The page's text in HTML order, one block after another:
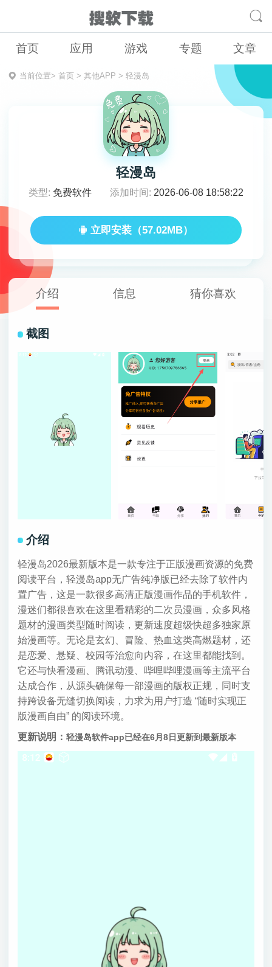
首页 应用 游戏 专题 文章
当前位置> 首页> 其他APP > 轻漫岛
轻漫岛
类型: 免费软件 添加时间: 2026-06-08 18:58:22
立即安装（57.02MB）
介绍 信息 猜你喜欢
截图
介绍
轻漫岛2026最新版本是一款专注于正版漫画资源的免费
阅读平台，轻漫岛app无广告纯净版已经去除了软件内
置广告，这是一款很多高清正版漫画作品的手机软件，
漫迷们都很喜欢在这里看精彩的二次员漫画，众多风格
题材的漫画类型随时阅读，更新速度超级快超多独家原
始漫画等。无论是玄幻、冒险、热血这类高燃题材，还
是恋爱、悬疑、校园等治愈向内容，在这里都能找到。
它还与快看漫画、腾讯动漫、哔哩哔哩漫画等主流平台
达成合作，从源头确保每一部漫画的版权正规，同时支
持跨设备无缝切换阅读，力求为用户打造 “随时实现正
版漫画自由” 的阅读环境。
更新说明： 轻漫岛软件app已经在6月8日更新到最新版本